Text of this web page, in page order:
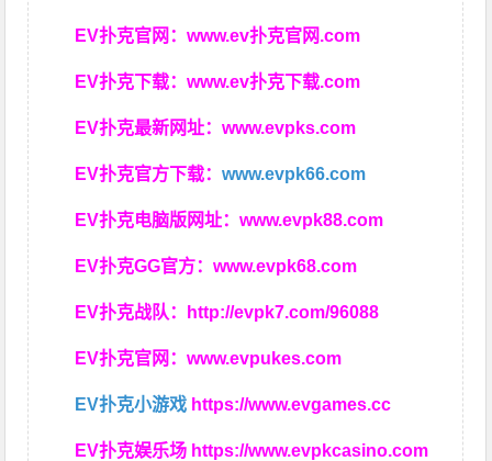
EV扑克官网：www.ev扑克官网.com
EV扑克下载：www.ev扑克下载.com
EV扑克最新网址：www.evpks.com
EV扑克官方下载：www.evpk66.com
EV扑克电脑版网址：www.evpk88.com
EV扑克GG官方：www.evpk68.com
EV扑克战队： http://evpk7.com/96088
EV扑克官网：www.evpukes.com
EV扑克小游戏 https://www.evgames.cc
EV扑克娱乐场 https://www.evpkcasino.com